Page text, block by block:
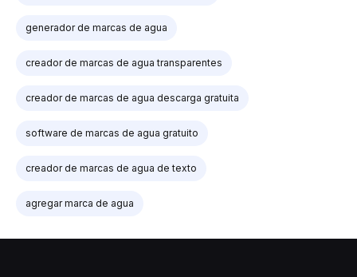
generador de marcas de agua
creador de marcas de agua transparentes
creador de marcas de agua descarga gratuita
software de marcas de agua gratuito
creador de marcas de agua de texto
agregar marca de agua